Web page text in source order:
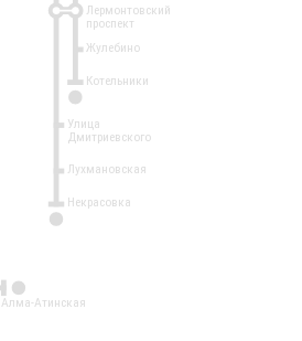
Лермонтовский
проспект
Жулебино
Котельники
Алма-Атинская
Улица
Дмитриевского
Лухмановская
Некрасовка